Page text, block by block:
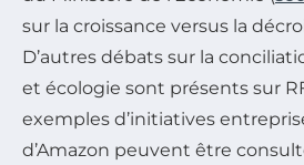
sur la croissance versus la
D’autres débats sur la
et écologie sont présents sur
exemples d’initiatives
d’Amazon peuvent être